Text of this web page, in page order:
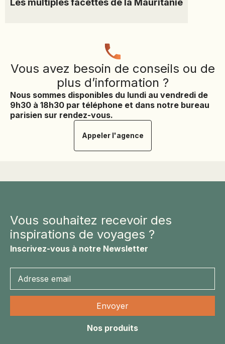
Les multiples facettes de la Mauritanie
Vous avez besoin de conseils ou de
plus d’information ?
Nous sommes disponibles du lundi au vendredi de
9h30 à 18h30 par téléphone et dans notre bureau
parisien sur rendez-vous.
Appeler l'agence
Vous souhaitez recevoir des
inspirations de voyages ?
Inscrivez-vous à notre Newsletter
Nos produits